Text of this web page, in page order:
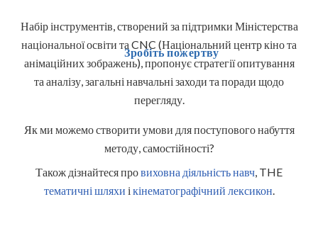
Зробіть пожертву
Набір інструментів, створений за підтримки Міністерства
національної освіти та CNC (Національний центр кіно та
анімаційних зображень), пропонує стратегії опитування
та аналізу, загальні навчальні заходи та поради щодо
перегляду.
Як ми можемо створити умови для поступового набуття
методу, самостійності?
Також дізнайтеся провиховна діяльність навч , THE
тематичні шляхи і кінематографічний лексикон